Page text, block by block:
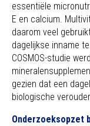
essentiële
E en calcium.
daarom veel
dagelijkse inname
COSMOS-studie
gezien dat een
biologische
Onderzoeksopzet